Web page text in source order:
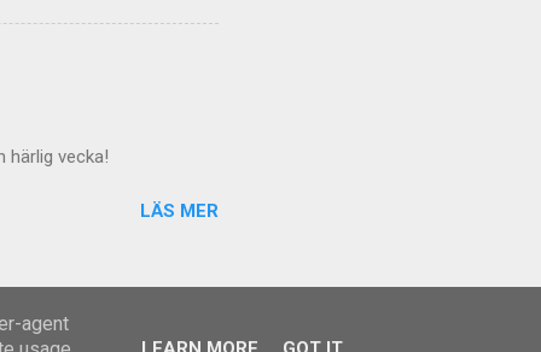
härlig vecka!
LÄS MER
agent